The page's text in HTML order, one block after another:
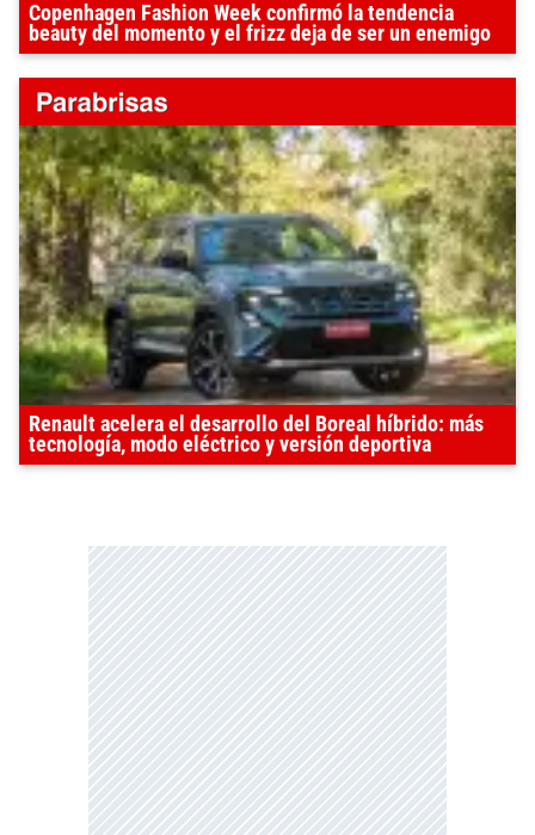
Copenhagen Fashion Week confirmó la tendencia
beauty del momento y el frizz deja de ser un enemigo
Renault acelera el desarrollo del Boreal híbrido: más
tecnología, modo eléctrico y versión deportiva